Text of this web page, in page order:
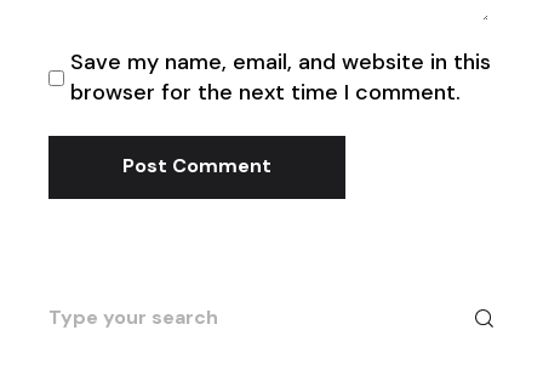
Save my name, email, and website in this
browser for the next time I comment.
Post Comment
Search
for: